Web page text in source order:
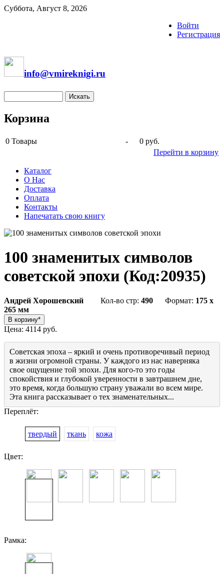
Суббота, Август 8, 2026
Войти
Регистрация
info@vmireknigi.ru
Корзина
0 Товары -
0 руб.
Перейти в корзину
Каталог
О Нас
Доставка
Оплата
Контакты
Напечатать свою книгу
100 знаменитых символов
советской эпохи (Код:20935)
Андрей Хорошевский Кол-во стр: 490 Формат: 175 x
265 мм
Цена: 4114 руб.
Советская эпоха – яркий и очень противоречивый период
в жизни огромной страны. У каждого из нас наверняка
свое ощущение той эпохи. Для кого-то это годы
спокойствия и глубокой уверенности в завтрашнем дне,
это время, когда большую страну уважали во всем мире.
Эта книга рассказывает о тех знаменательных...
Переплёт:
твердый ткань кожа
Цвет:
Рамка: